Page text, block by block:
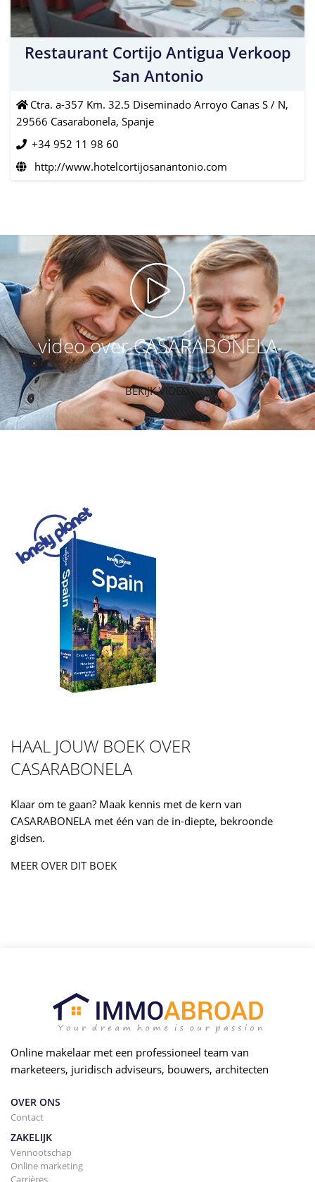
Restaurant Cortijo Antigua Verkoop
San Antonio
Ctra. a-357 Km. 32.5 Diseminado Arroyo Canas S / N,
29566 Casarabonela, Spanje
+34 952 11 98 60
http://www.hotelcortijosanantonio.com
video over CASARABONELA
BEKIJK VIDEO
HAAL JOUW BOEK OVER
CASARABONELA
Klaar om te gaan? Maak kennis met de kern van
CASARABONELA met één van de in-diepte, bekroonde
gidsen.
MEER OVER DIT BOEK
Online makelaar met een professioneel team van
marketeers, juridisch adviseurs, bouwers, architecten
OVER ONS
Contact
ZAKELIJK
Vennootschap
Online marketing